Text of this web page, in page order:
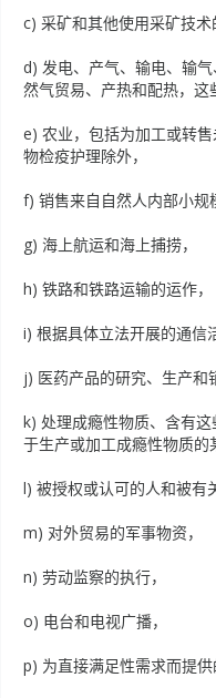
c) 采矿和其他使用采矿技术
d) 发电、产气、输电、输
然气贸易、产热和配热，这
e) 农业，包括为加工或转
物检疫护理除外，
f) 销售来自自然人内部小规
g) 海上航运和海上捕捞，
h) 铁路和铁路运输的运作，
i) 根据具体立法开展的通信
j) 医药产品的研究、生产和
k) 处理成瘾性物质、含有
于生产或加工成瘾性物质的
l) 被授权或认可的人和被有
m) 对外贸易的军事物资，
n) 劳动监察的执行，
o) 电台和电视广播，
p) 为直接满足性需求而提供